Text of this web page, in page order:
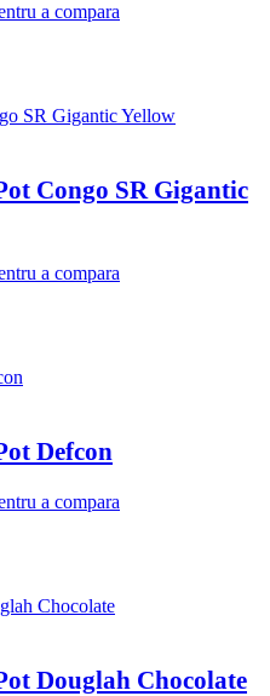
a compara
Congo SR Gigantic
a compara
Defcon
a compara
Douglah Chocolate